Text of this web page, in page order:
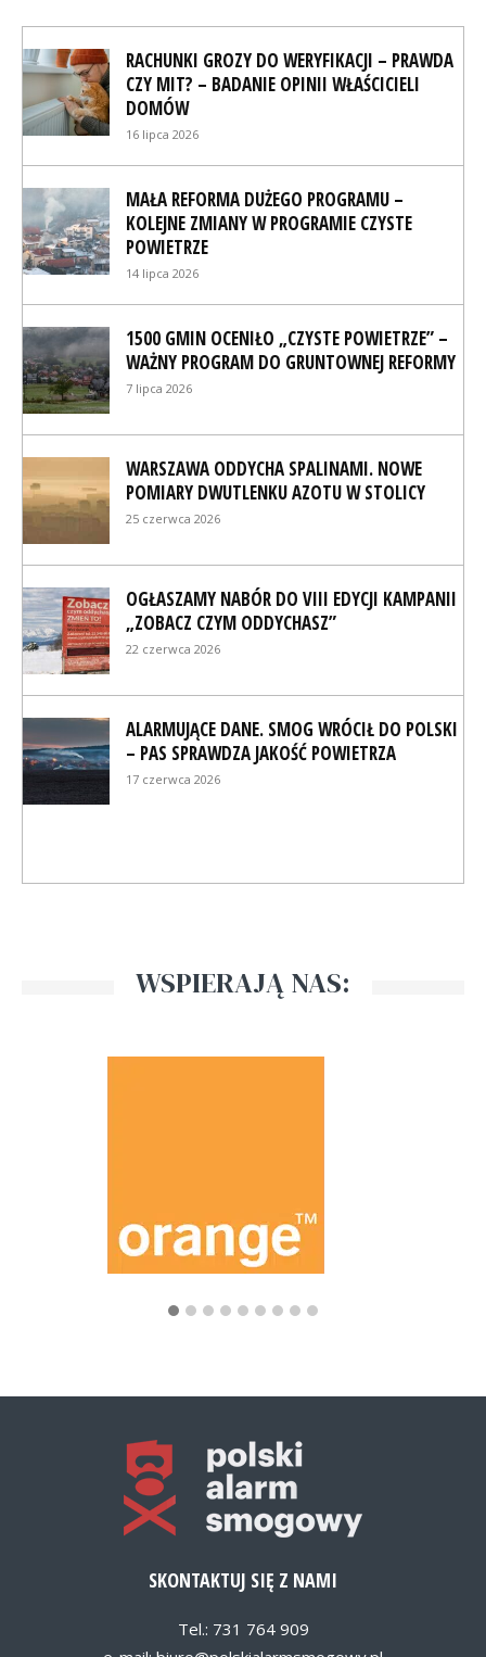
RACHUNKI GROZY DO WERYFIKACJI – PRAWDA
CZY MIT? – BADANIE OPINII WŁAŚCICIELI
DOMÓW
16 lipca 2026
MAŁA REFORMA DUŻEGO PROGRAMU –
KOLEJNE ZMIANY W PROGRAMIE CZYSTE
POWIETRZE
14 lipca 2026
1500 GMIN OCENIŁO „CZYSTE POWIETRZE” –
WAŻNY PROGRAM DO GRUNTOWNEJ REFORMY
7 lipca 2026
WARSZAWA ODDYCHA SPALINAMI. NOWE
POMIARY DWUTLENKU AZOTU W STOLICY
25 czerwca 2026
OGŁASZAMY NABÓR DO VIII EDYCJI KAMPANII
„ZOBACZ CZYM ODDYCHASZ”
22 czerwca 2026
ALARMUJĄCE DANE. SMOG WRÓCIŁ DO POLSKI
– PAS SPRAWDZA JAKOŚĆ POWIETRZA
17 czerwca 2026
WSPIERAJĄ NAS:
SKONTAKTUJ SIĘ Z NAMI
Tel.: 731 764 909